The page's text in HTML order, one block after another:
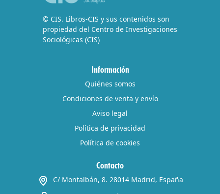
© CIS. Libros-CIS y sus contenidos son
propiedad del Centro de Investigaciones
Sociológicas (CIS)
Información
Quiénes somos
Condiciones de venta y envío
Aviso legal
Política de privacidad
Política de cookies
Contacto
C/ Montalbán, 8. 28014 Madrid, España